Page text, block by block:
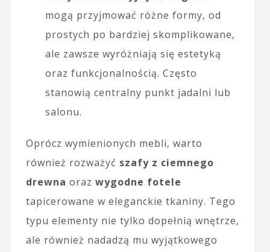
mogą przyjmować różne formy, od
prostych po bardziej skomplikowane,
ale zawsze wyróżniają się estetyką
oraz funkcjonalnością. Często
stanowią centralny punkt jadalni lub
salonu.
Oprócz wymienionych mebli, warto
również rozważyć szafy z ciemnego
drewna oraz wygodne fotele
tapicerowane w eleganckie tkaniny. Tego
typu elementy nie tylko dopełnią wnętrze,
ale również nadadzą mu wyjątkowego